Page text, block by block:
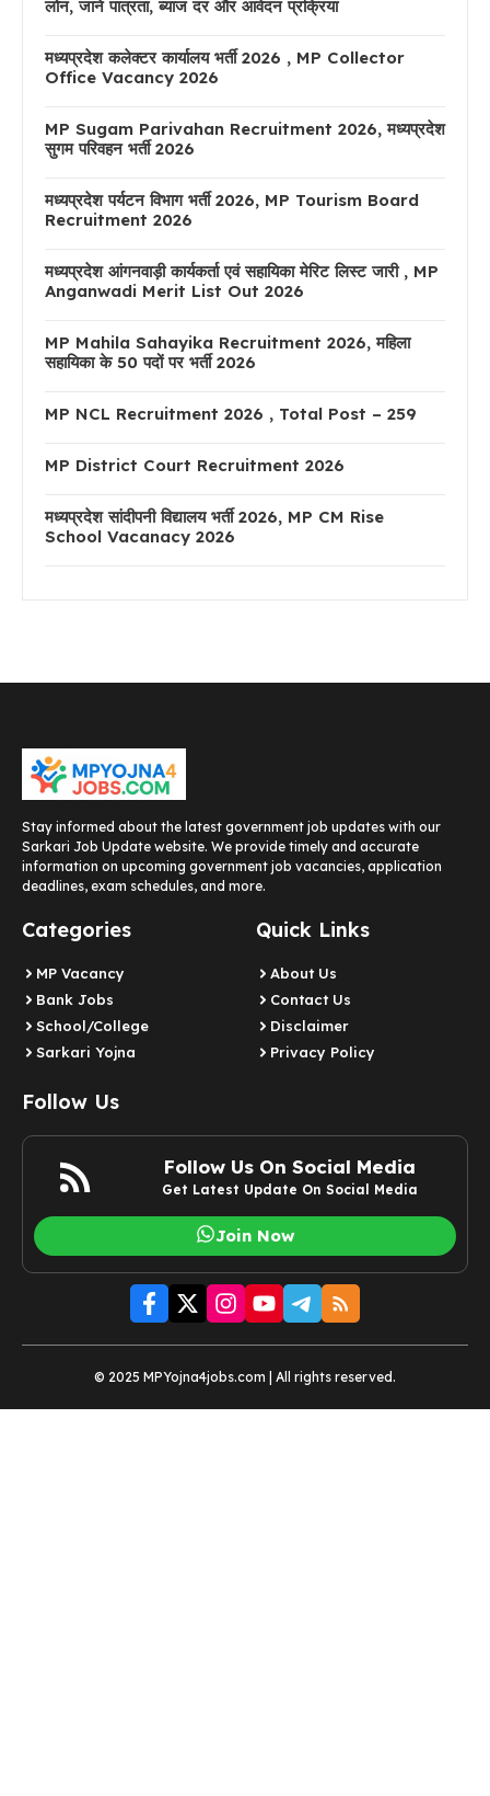
लोन, जाने पात्रता, ब्याज दर और आवेदन प्रक्रिया
मध्यप्रदेश कलेक्टर कार्यालय भर्ती 2026 , MP Collector
Office Vacancy 2026
MP Sugam Parivahan Recruitment 2026, मध्यप्रदेश
सुगम परिवहन भर्ती 2026
मध्यप्रदेश पर्यटन विभाग भर्ती 2026, MP Tourism Board
Recruitment 2026
मध्यप्रदेश आंगनवाड़ी कार्यकर्ता एवं सहायिका मेरिट लिस्ट जारी , MP
Anganwadi Merit List Out 2026
MP Mahila Sahayika Recruitment 2026, महिला
सहायिका के 50 पदों पर भर्ती 2026
MP NCL Recruitment 2026 , Total Post – 259
MP District Court Recruitment 2026
मध्यप्रदेश सांदीपनी विद्यालय भर्ती 2026, MP CM Rise
School Vacanacy 2026
Stay informed about the latest government job updates with our
Sarkari Job Update website. We provide timely and accurate
information on upcoming government job vacancies, application
deadlines, exam schedules, and more.
Categories
MP Vacancy
Bank Jobs
School/College
Sarkari Yojna
Quick Links
About Us
Contact Us
Disclaimer
Privacy Policy
Follow Us
Follow Us On Social Media
Get Latest Update On Social Media
Join Now
© 2025 MPYojna4jobs.com | All rights reserved.